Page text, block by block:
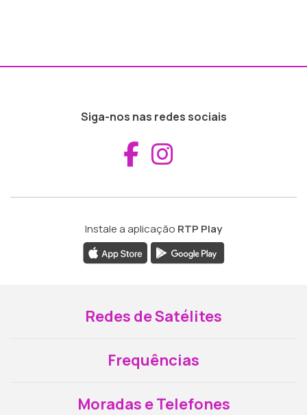
Siga-nos nas redes sociais
Aceder ao
Instale a aplicação RTP Play
Redes de Satélites
Frequências
Moradas e Telefones